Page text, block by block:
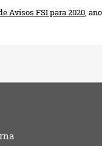
Avisos FSI para 2020,